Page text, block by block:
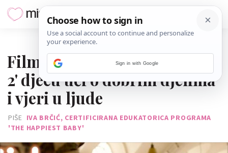
Film 'Medvjedić Paddington
2' djecu uči o dobrim djelima
i vjeri u ljude
PIŠE IVA BRČIĆ, CERTIFICIRANA EDUKATORICA PROGRAMA
'THE HAPPIEST BABY'
Sign in with Google